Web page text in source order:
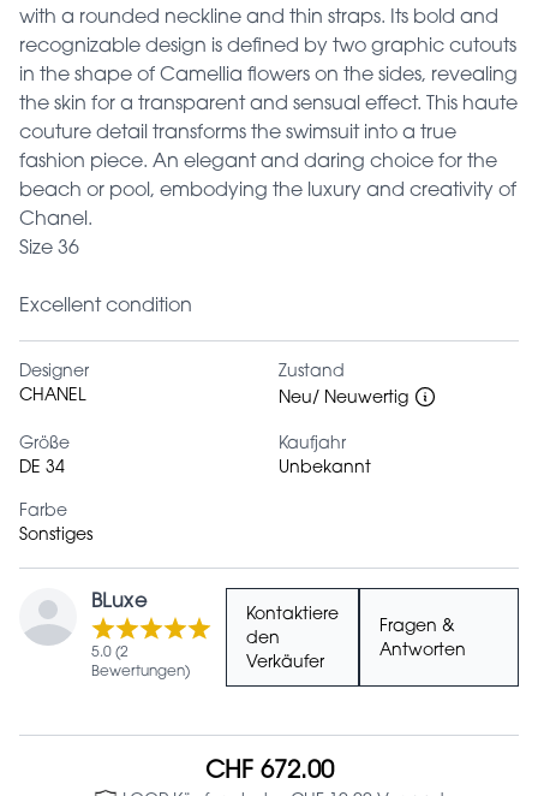
with a rounded neckline and thin straps. Its bold and
recognizable design is defined by two graphic cutouts
in the shape of Camellia flowers on the sides, revealing
the skin for a transparent and sensual effect. This haute
couture detail transforms the swimsuit into a true
fashion piece. An elegant and daring choice for the
beach or pool, embodying the luxury and creativity of
Chanel.
Size 36
Excellent condition
Designer
CHANEL
Zustand
Neu/ Neuwertig
Größe
DE 34
Kaufjahr
Unbekannt
Farbe
Sonstiges
BLuxe
5.0 (2
Bewertungen)
Kontaktiere
den
Verkäufer
Fragen &
Antworten
CHF 672.00